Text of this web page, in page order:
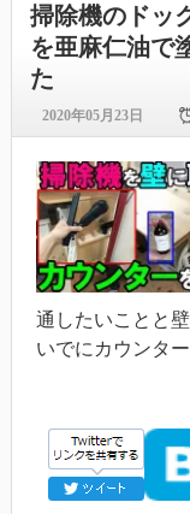
掃除機のドッ
を亜麻仁油で
た
2020年05月23日
通したいことと
いでにカウンタ